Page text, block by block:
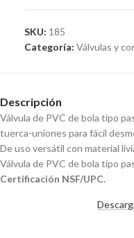
SKU: 185
Categoría: Válvulas y
Descripción
Válvula de PVC de bola tipo
tuerca-uniones para fácil
De uso versátil con material
Válvula de PVC de bola tipo
Certificación NSF/UPC.